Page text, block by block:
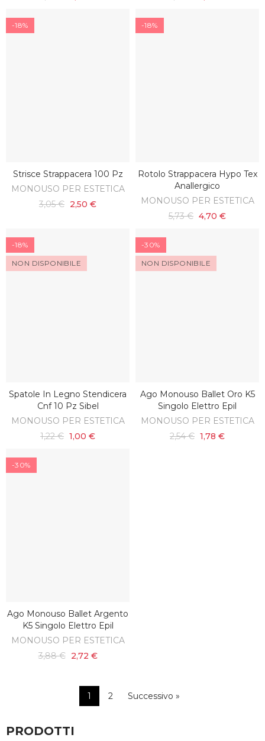
-18%
AGGIUNGI AL CARRELLO
Strisce Strappacera 100 Pz
MONOUSO PER ESTETICA
3,05 € 2,50 €
-18%
AGGIUNGI AL CARRELLO
Rotolo Strappacera Hypo Tex
Anallergico
MONOUSO PER ESTETICA
5,73 € 4,70 €
-18%
NON DISPONIBILE
SCOPRI
Spatole In Legno Stendicera
Cnf 10 Pz Sibel
MONOUSO PER ESTETICA
1,22 € 1,00 €
-30%
NON DISPONIBILE
SCOPRI
Ago Monouso Ballet Oro K5
Singolo Elettro Epil
MONOUSO PER ESTETICA
2,54 € 1,78 €
-30%
AGGIUNGI AL CARRELLO
Ago Monouso Ballet Argento
K5 Singolo Elettro Epil
MONOUSO PER ESTETICA
3,88 € 2,72 €
1 2 Successivo »
PRODOTTI